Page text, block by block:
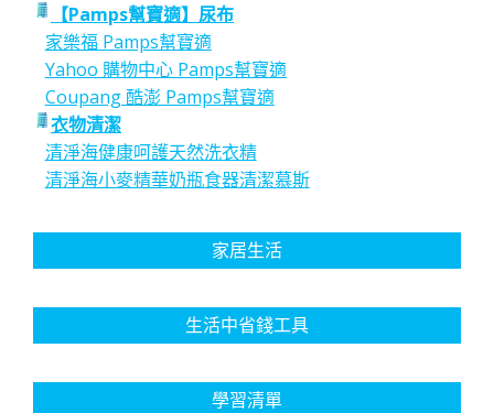
【Pamps幫寶適】尿布
家樂福 Pamps幫寶適
Yahoo 購物中心 Pamps幫寶適
Coupang 酷澎 Pamps幫寶適
衣物清潔
清淨海健康呵護天然洗衣精
清淨海小麥精華奶瓶食器清潔慕斯
家居生活
生活中省錢工具
學習清單